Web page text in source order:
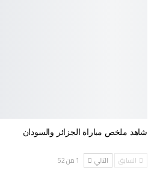
شاهد ملخص مباراة الجزائر والسودان
السابق التالي